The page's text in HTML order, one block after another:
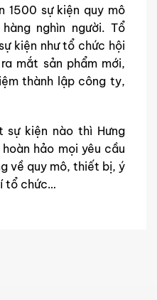
1500 sự kiện quy mô
nghìn người. Tổ
kiện như tổ chức hội
mắt sản phẩm mới,
thành lập công ty,
kiện nào thì Hưng
hảo mọi yêu cầu
về quy mô, thiết bị, ý
tổ chức…